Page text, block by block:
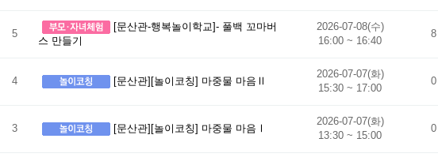
5
[문산관-행복놀이학교]- 풀백 꼬마버
스 만들기
2026-07-08(수)
16:00 ~ 16:40
8
4 [문산관][놀이코칭] 마중물 마음Ⅱ
2026-07-07(화)
15:30 ~ 17:00
0
3 [문산관][놀이코칭] 마중물 마음Ⅰ
2026-07-07(화)
13:30 ~ 15:00
0